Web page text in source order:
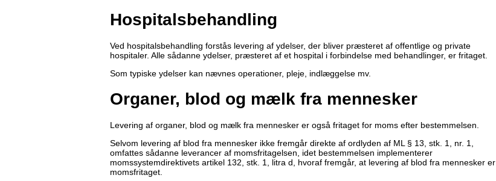
Hospitalsbehandling
Ved hospitalsbehandling forstås levering af ydelser, der bliver præsteret af offentlige og private
hospitaler. Alle sådanne ydelser, præsteret af et hospital i forbindelse med behandlinger, er fritaget.
Som typiske ydelser kan nævnes operationer, pleje, indlæggelse mv.
Organer, blod og mælk fra mennesker
Levering af organer, blod og mælk fra mennesker er også fritaget for moms efter bestemmelsen.
Selvom levering af blod fra mennesker ikke fremgår direkte af ordlyden af ML § 13, stk. 1, nr. 1,
omfattes sådanne leverancer af momsfritagelsen, idet bestemmelsen implementerer
momssystemdirektivets artikel 132, stk. 1, litra d, hvoraf fremgår, at levering af blod fra mennesker er
momsfritaget.